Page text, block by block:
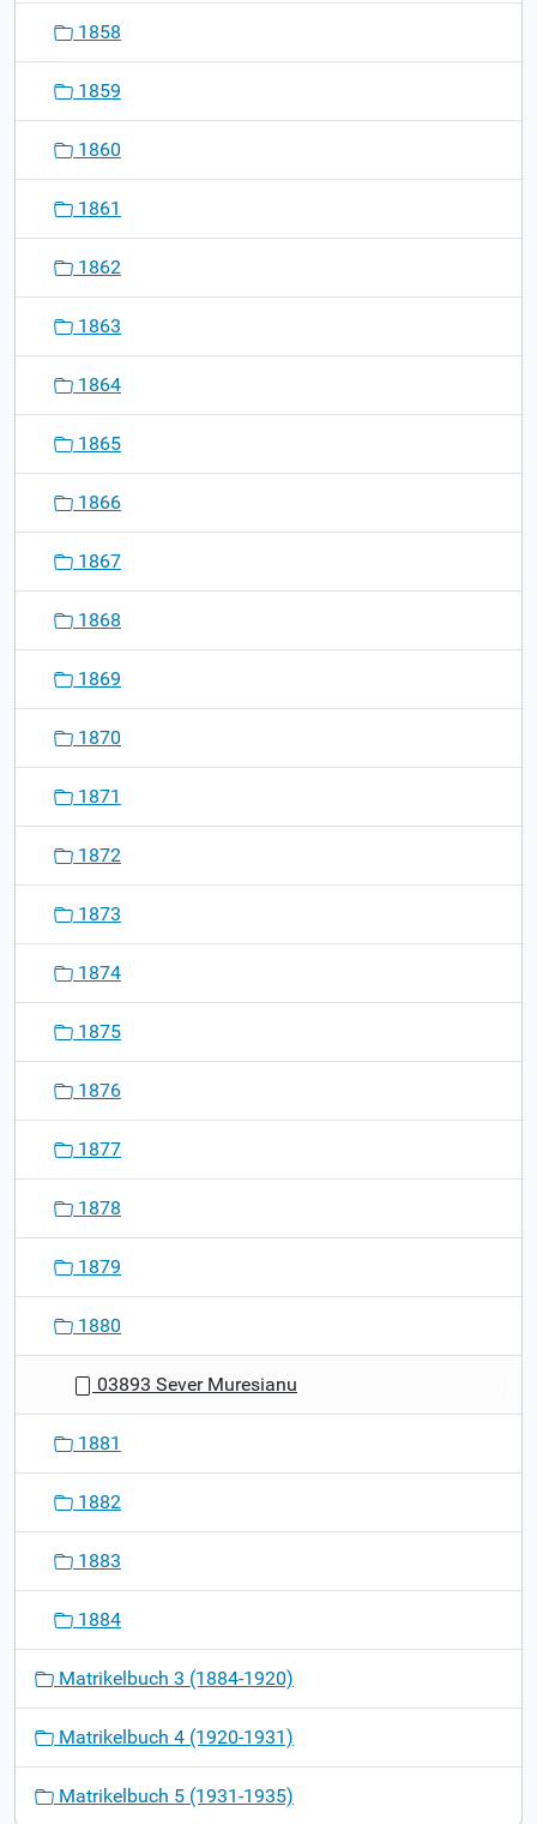
1858
1859
1860
1861
1862
1863
1864
1865
1866
1867
1868
1869
1870
1871
1872
1873
1874
1875
1876
1877
1878
1879
1880
03893 Sever Muresianu
1881
1882
1883
1884
Matrikelbuch 3 (1884-1920)
Matrikelbuch 4 (1920-1931)
Matrikelbuch 5 (1931-1935)